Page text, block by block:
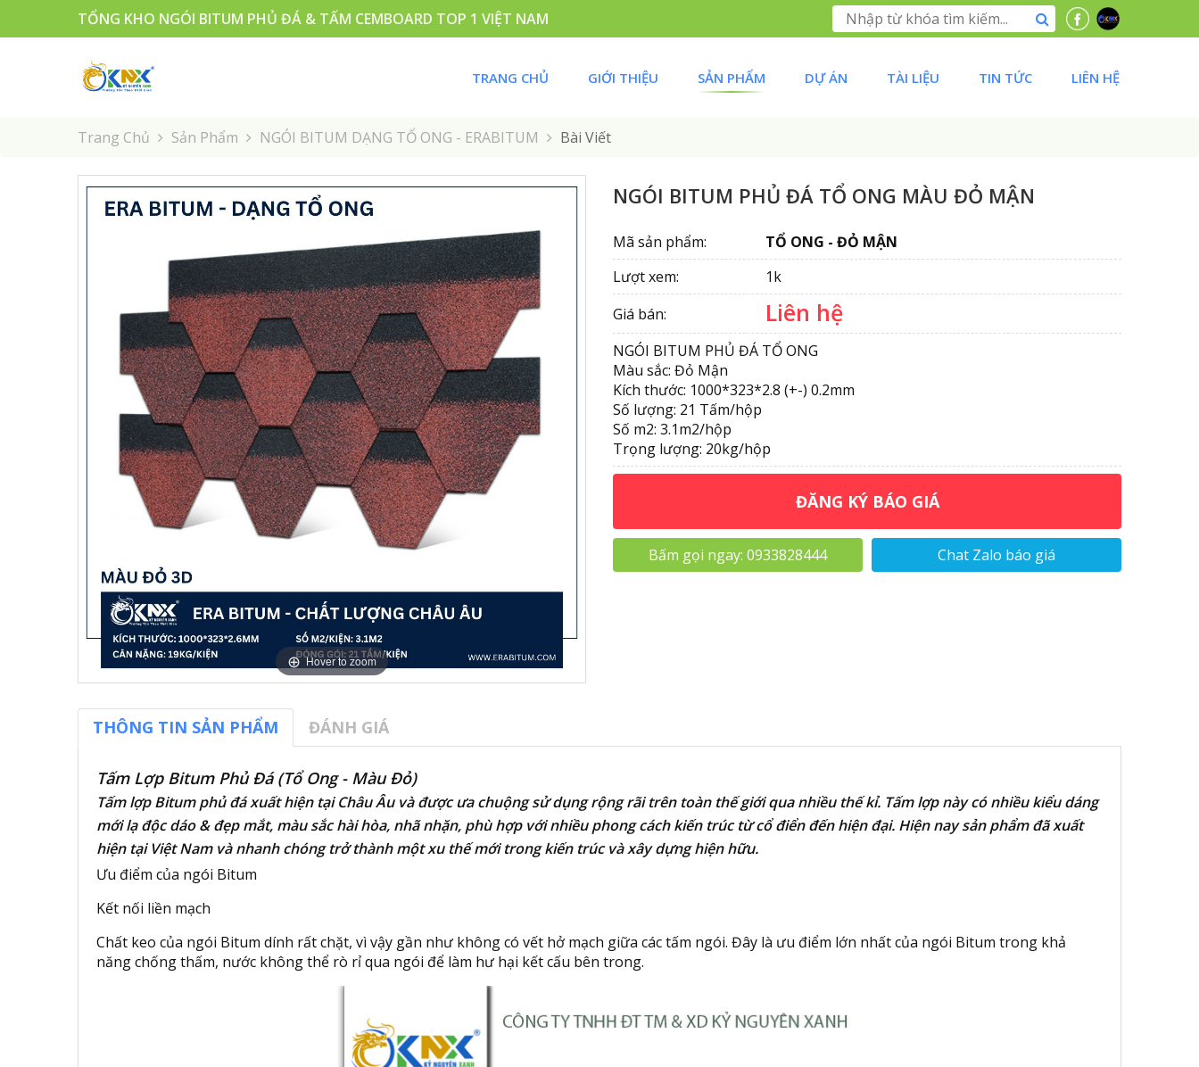
TỔNG KHO NGÓI BITUM PHỦ ĐÁ & TẤM CEMBOARD TOP 1 VIỆT NAM
TRANG CHỦ GIỚI THIỆU SẢN PHẨM DỰ ÁN TÀI LIỆU TIN TỨC LIÊN HỆ
Trang Chủ Sản Phẩm NGÓI BITUM DẠNG TỔ ONG - ERABITUM Bài Viết
Hover to zoom
NGÓI BITUM PHỦ ĐÁ TỔ ONG MÀU ĐỎ MẬN
Mã sản phẩm:
TỔ ONG - ĐỎ MẬN
Lượt xem:
1k
Giá bán:
Liên hệ
NGÓI BITUM PHỦ ĐÁ TỔ ONG
Màu sắc: Đỏ Mận
Kích thước: 1000*323*2.8 (+-) 0.2mm
Số lượng: 21 Tấm/hộp
Số m2: 3.1m2/hộp
Trọng lượng: 20kg/hộp
ĐĂNG KÝ BÁO GIÁ
Bấm gọi ngay: 0933828444 Chat Zalo báo giá
THÔNG TIN SẢN PHẨM ĐÁNH GIÁ
Tấm Lợp Bitum Phủ Đá (Tổ Ong - Màu Đỏ)
Tấm lợp Bitum phủ đá xuất hiện tại Châu Âu và được ưa chuộng sử dụng rộng rãi trên toàn thế giới qua nhiều thế kỉ. Tấm lợp này có nhiều kiểu dáng
mới lạ độc dáo & đẹp mắt, màu sắc hài hòa, nhã nhặn, phù hợp với nhiều phong cách kiến trúc từ cổ điển đến hiện đại. Hiện nay sản phẩm đã xuất
hiện tại Việt Nam và nhanh chóng trở thành một xu thế mới trong kiến trúc và xây dựng hiện hữu.
Ưu điểm của ngói Bitum
Kết nối liền mạch
Chất keo của ngói Bitum dính rất chặt, vì vậy gần như không có vết hở mạch giữa các tấm ngói. Đây là ưu điểm lớn nhất của ngói Bitum trong khả
năng chống thấm, nước không thể rò rỉ qua ngói để làm hư hại kết cấu bên trong.